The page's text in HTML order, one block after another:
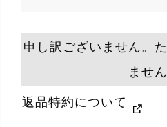
申し訳ございません。
ません
返品特約について